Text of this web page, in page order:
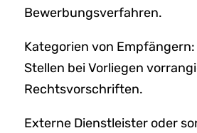
Bewerbungsverfahren.
Kategorien von
Stellen bei Vorliegen
Rechtsvorschriften.
Externe Dienstleister oder